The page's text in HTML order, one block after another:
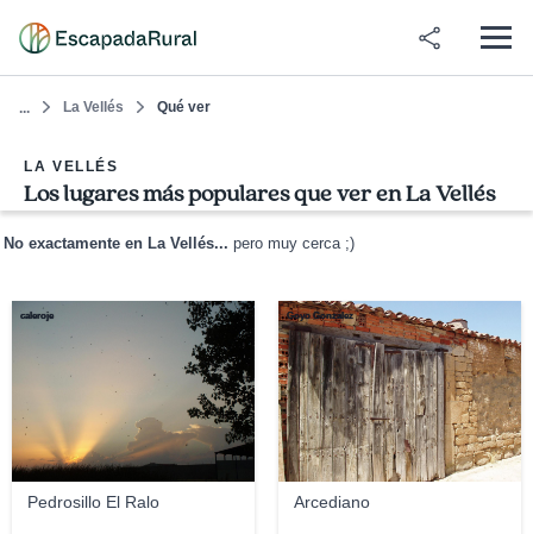
... La Vellés Qué ver
LA VELLÉS
Los lugares más populares que ver en La Vellés
No exactamente en La Vellés... pero muy cerca ;)
Pedrosillo El Ralo
caleroje
Arcediano
Goyo Gonzalez